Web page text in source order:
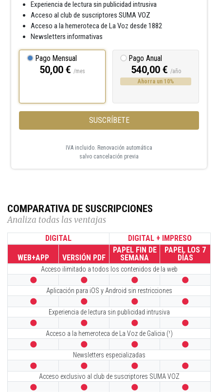
Experiencia de lectura sin publicidad intrusiva
Acceso al club de suscriptores SUMA VOZ
Acceso a la hemeroteca de La Voz desde 1882
Newsletters informativas
Pago Mensual
50,00 € /mes
Pago Anual
540,00 € /año
Ahorra un 10%
SUSCRÍBETE
IVA incluido. Renovación automática
salvo cancelación previa
COMPARATIVA DE SUSCRIPCIONES
Analiza todas las ventajas
DIGITAL DIGITAL + IMPRESO
WEB+APP VERSIÓN PDF
PAPEL FIN DE
SEMANA
PAPEL LOS 7
DÍAS
Acceso ilimitado a todos los contenidos de la web
   
Aplicación para iOS y Android sin restricciones
   
Experiencia de lectura sin publicidad intrusiva
   
Acceso a la hemeroteca de La Voz de Galicia (¹)
   
Newsletters especializadas
   
Acceso exclusivo al club de suscriptores SUMA VOZ
   